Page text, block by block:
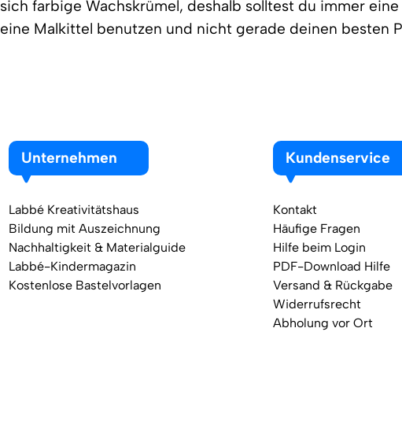
sich farbige Wachskrümel, deshalb solltest du immer
eine Malkittel benutzen und nicht gerade deinen besten
Unternehmen
Labbé Kreativitätshaus
Bildung mit Auszeichnung
Nachhaltigkeit & Materialguide
Labbé-Kindermagazin
Kostenlose Bastelvorlagen
Kundenservice
Kontakt
Häufige Fragen
Hilfe beim Login
PDF-Download Hilfe
Versand & Rückgabe
Widerrufsrecht
Abholung vor Ort